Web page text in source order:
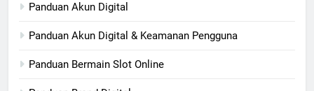
Panduan Akun Digital
Panduan Akun Digital & Keamanan Pengguna
Panduan Bermain Slot Online